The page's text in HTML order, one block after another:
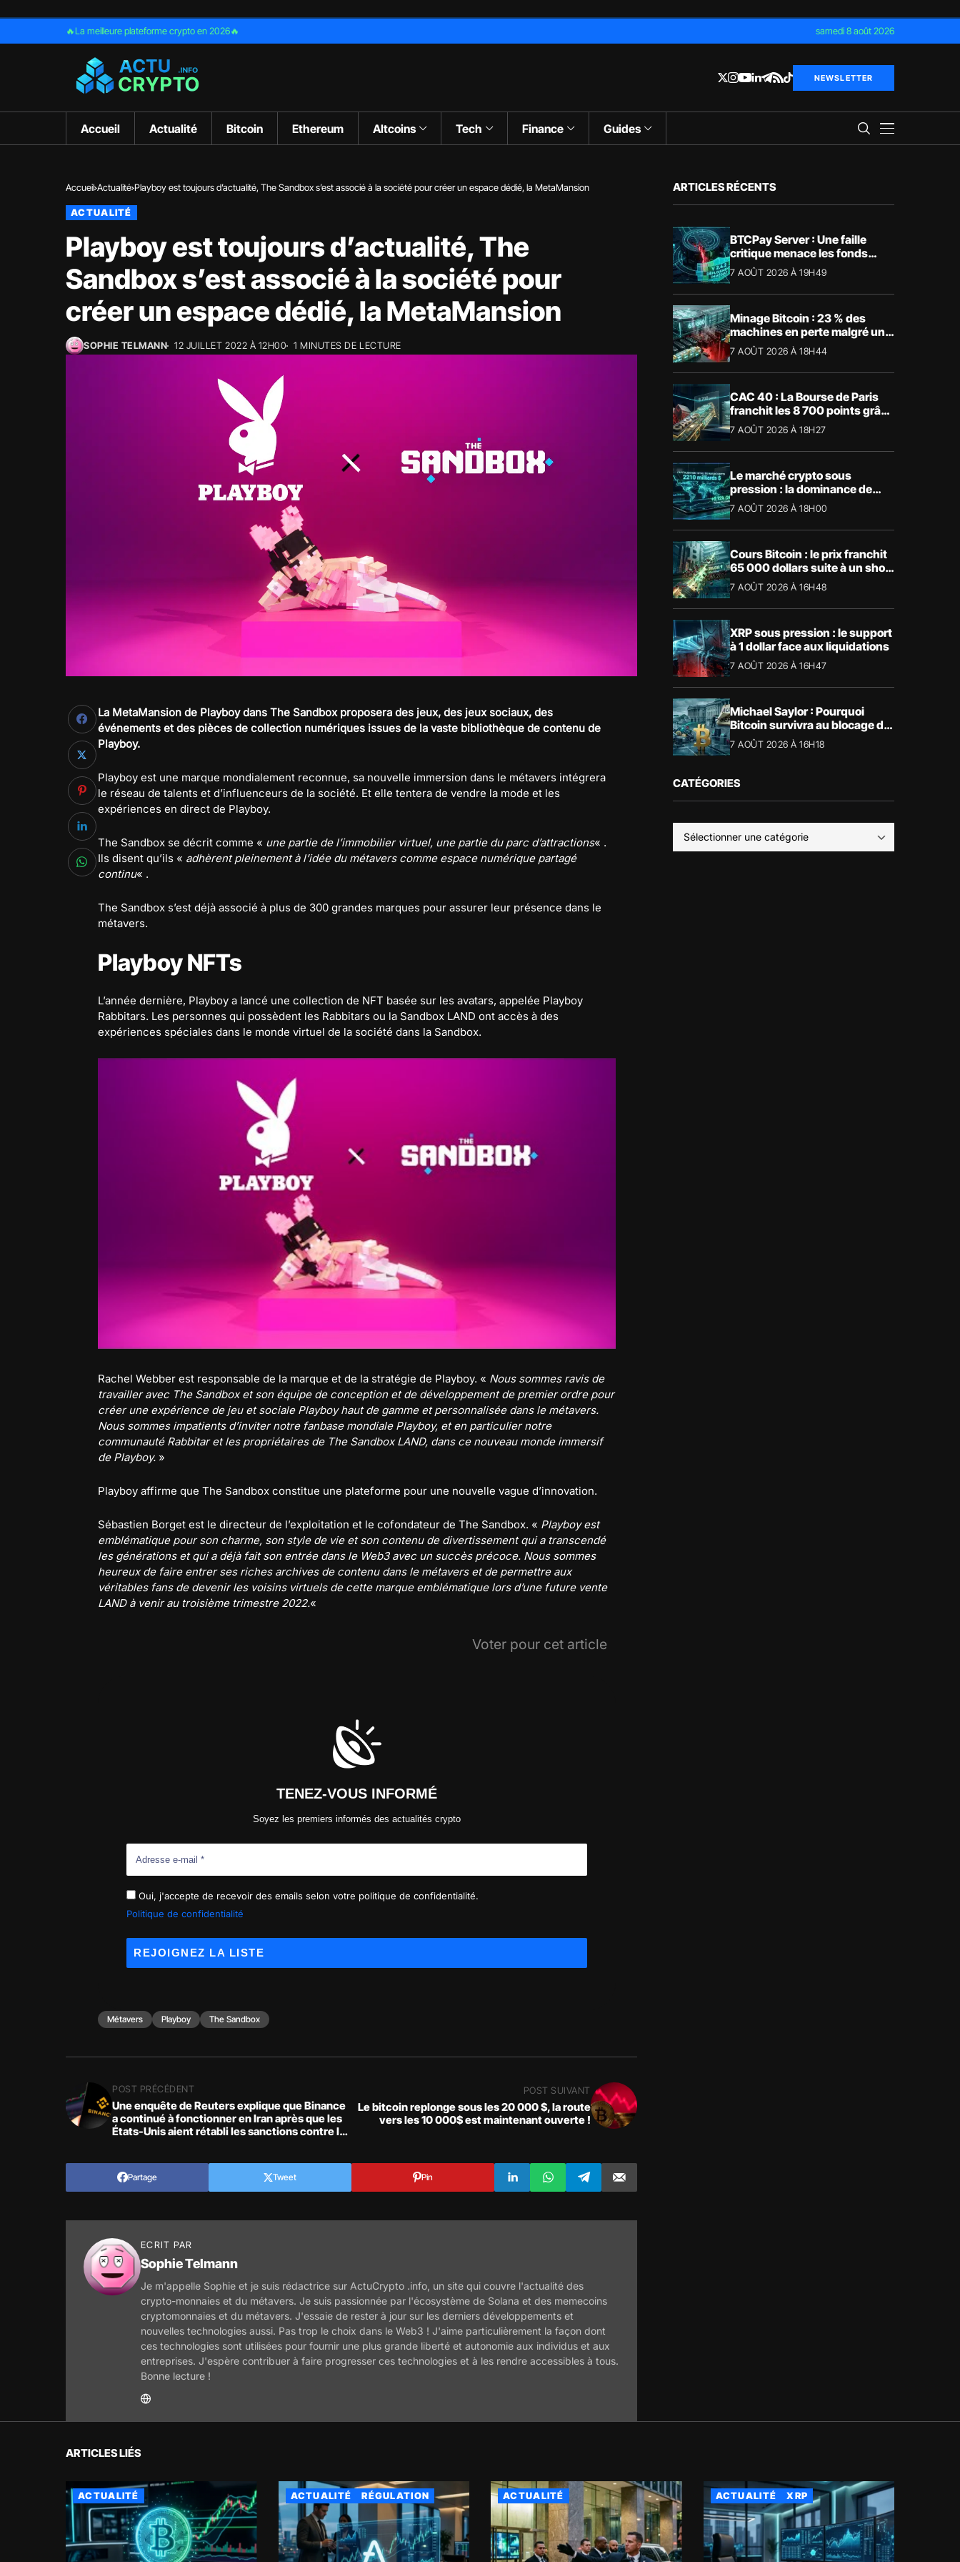
🔥La meilleure plateforme crypto en 2026🔥 samedi 8 août 2026
NEWSLETTER
Accueil Actualité Bitcoin Ethereum Altcoins Tech Finance Guides
Accueil Actualité Playboy est toujours d’actualité, The Sandbox s’est associé à la société pour créer un espace dédié, la MetaMansion
ACTUALITÉ
Playboy est toujours d’actualité, The
Sandbox s’est associé à la société pour
créer un espace dédié, la MetaMansion
SOPHIE TELMANN 12 JUILLET 2022 À 12H00 1 MINUTES DE LECTURE
La MetaMansion de Playboy dans The Sandbox proposera des jeux, des jeux sociaux, des
événements et des pièces de collection numériques issues de la vaste bibliothèque de contenu de
Playboy.
Playboy est une marque mondialement reconnue, sa nouvelle immersion dans le métavers intégrera
le réseau de talents et d’influenceurs de la société. Et elle tentera de vendre la mode et les
expériences en direct de Playboy.
The Sandbox se décrit comme « une partie de l’immobilier virtuel, une partie du parc d’attractions« .
Ils disent qu’ils « adhèrent pleinement à l’idée du métavers comme espace numérique partagé
continu« .
The Sandbox s’est déjà associé à plus de 300 grandes marques pour assurer leur présence dans le
métavers.
Playboy NFTs
L’année dernière, Playboy a lancé une collection de NFT basée sur les avatars, appelée Playboy
Rabbitars. Les personnes qui possèdent les Rabbitars ou la Sandbox LAND ont accès à des
expériences spéciales dans le monde virtuel de la société dans la Sandbox.
Rachel Webber est responsable de la marque et de la stratégie de Playboy. « Nous sommes ravis de
travailler avec The Sandbox et son équipe de conception et de développement de premier ordre pour
créer une expérience de jeu et sociale Playboy haut de gamme et personnalisée dans le métavers.
Nous sommes impatients d’inviter notre fanbase mondiale Playboy, et en particulier notre
communauté Rabbitar et les propriétaires de The Sandbox LAND, dans ce nouveau monde immersif
de Playboy. »
Playboy affirme que The Sandbox constitue une plateforme pour une nouvelle vague d’innovation.
Sébastien Borget est le directeur de l’exploitation et le cofondateur de The Sandbox. « Playboy est
emblématique pour son charme, son style de vie et son contenu de divertissement qui a transcendé
les générations et qui a déjà fait son entrée dans le Web3 avec un succès précoce. Nous sommes
heureux de faire entrer ses riches archives de contenu dans le métavers et de permettre aux
véritables fans de devenir les voisins virtuels de cette marque emblématique lors d’une future vente
LAND à venir au troisième trimestre 2022.«
Voter pour cet article
TENEZ-VOUS INFORMÉ
Soyez les premiers informés des actualités crypto
Oui, j'accepte de recevoir des emails selon votre politique de confidentialité.
Politique de confidentialité
Métavers Playboy The Sandbox
POST PRÉCÉDENT
Une enquête de Reuters explique que Binance
a continué à fonctionner en Iran après que les
États-Unis aient rétabli les sanctions contre le
POST SUIVANT
Le bitcoin replonge sous les 20 000 $, la route
vers les 10 000$ est maintenant ouverte !
Partage Tweet Pin
ECRIT PAR
Sophie Telmann
Je m'appelle Sophie et je suis rédactrice sur ActuCrypto .info, un site qui couvre l'actualité des
crypto-monnaies et du métavers. Je suis passionnée par l'écosystème de Solana et des memecoins
cryptomonnaies et du métavers. J'essaie de rester à jour sur les derniers développements et
nouvelles technologies aussi. Pas trop le choix dans le Web3 ! J'aime particulièrement la façon dont
ces technologies sont utilisées pour fournir une plus grande liberté et autonomie aux individus et aux
entreprises. J'espère contribuer à faire progresser ces technologies et à les rendre accessibles à tous.
Bonne lecture !
ARTICLES RÉCENTS
BTCPay Server : Une faille
critique menace les fonds
Bitcoin
7 AOÛT 2026 À 19H49
Minage Bitcoin : 23 % des
machines en perte malgré un
BTC à 65 000 $
7 AOÛT 2026 À 18H44
CAC 40 : La Bourse de Paris
franchit les 8 700 points grâce
à la tech
7 AOÛT 2026 À 18H27
Le marché crypto sous
pression : la dominance de
Bitcoin aspire la liquidité
7 AOÛT 2026 À 18H00
Cours Bitcoin : le prix franchit
65 000 dollars suite à un short
squeeze massif
7 AOÛT 2026 À 16H48
XRP sous pression : le support
à 1 dollar face aux liquidations
7 AOÛT 2026 À 16H47
Michael Saylor : Pourquoi
Bitcoin survivra au blocage du
CLARITY Act
7 AOÛT 2026 À 16H18
CATÉGORIES
ARTICLES LIÉS
ACTUALITÉ ACTUALITÉ RÉGULATION ACTUALITÉ ACTUALITÉ XRP